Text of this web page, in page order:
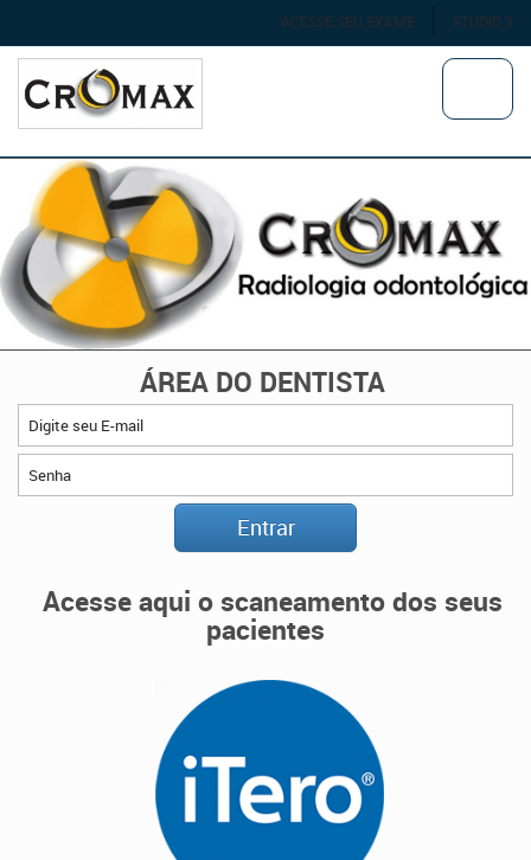
ACESSE SEU EXAME STUDIO 3
ÁREA DO DENTISTA
Acesse aqui o scaneamento dos seus
pacientes